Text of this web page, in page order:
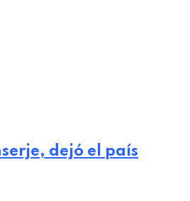
dejó el país